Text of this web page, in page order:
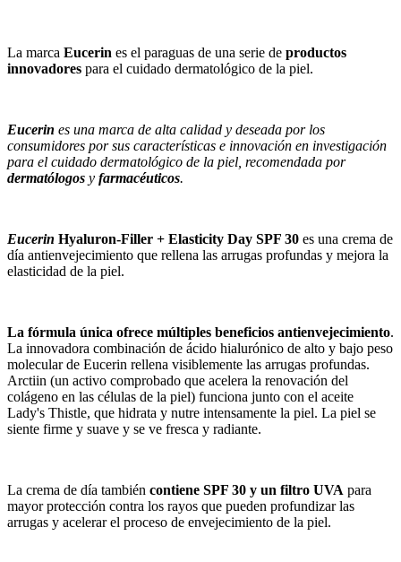
La marca Eucerin es el paraguas de una serie de productos
innovadores para el cuidado dermatológico de la piel.
Eucerin es una marca de alta calidad y deseada por los
consumidores por sus características e innovación en investigación
para el cuidado dermatológico de la piel, recomendada por
dermatólogos y farmacéuticos.
Eucerin Hyaluron-Filler + Elasticity Day SPF 30 es una crema de
día antienvejecimiento que rellena las arrugas profundas y mejora la
elasticidad de la piel.
La fórmula única ofrece múltiples beneficios antienvejecimiento.
La innovadora combinación de ácido hialurónico de alto y bajo peso
molecular de Eucerin rellena visiblemente las arrugas profundas.
Arctiin (un activo comprobado que acelera la renovación del
colágeno en las células de la piel) funciona junto con el aceite
Lady's Thistle, que hidrata y nutre intensamente la piel. La piel se
siente firme y suave y se ve fresca y radiante.
La crema de día también contiene SPF 30 y un filtro UVA para
mayor protección contra los rayos que pueden profundizar las
arrugas y acelerar el proceso de envejecimiento de la piel.